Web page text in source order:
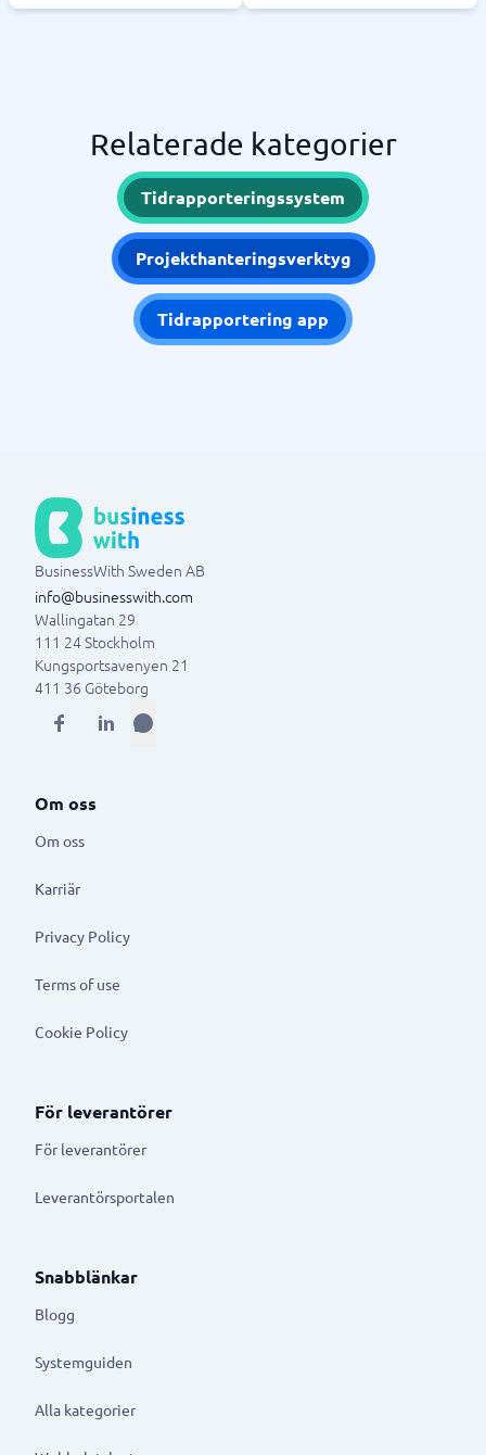
Relaterade kategorier
Tidrapporteringssystem
Projekthanteringsverktyg
Tidrapportering app
BusinessWith Sweden AB
info@businesswith.com
Wallingatan 29
111 24Stockholm
Kungsportsavenyen 21
411 36 Göteborg
Om oss
Om oss
Karriär
Privacy Policy
Terms of use
Cookie Policy
För leverantörer
För leverantörer
Leverantörsportalen
Snabblänkar
Blogg
Systemguiden
Alla kategorier